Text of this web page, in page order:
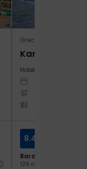
Grecja / Samos /
Kampos
Hotel:
Warszawa -
Bardzo dobry
129 opinii
8.4